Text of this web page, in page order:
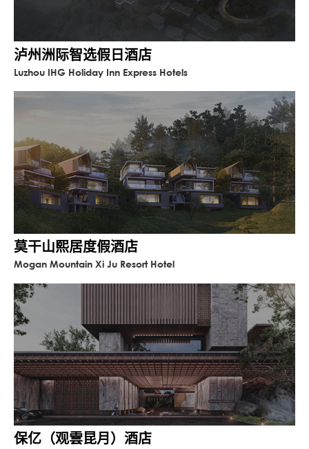
泸州洲际智选假日酒店
Luzhou IHG Holiday Inn Express Hotels
莫干山熙居度假酒店
Mogan Mountain Xi Ju Resort Hotel
保亿（观雲昆月）酒店